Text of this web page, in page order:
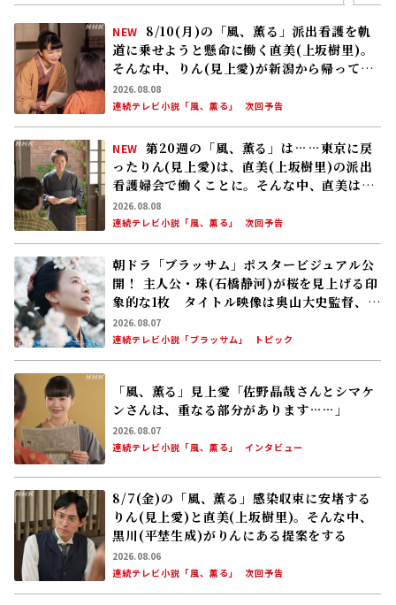
NEW
8/10(月)の「風、薫る」派出看護を軌
道に乗せようと懸命に働く直美(上坂樹里)。
そんな中、りん(見上愛)が新潟から帰ってく
る
2026.08.08
連続テレビ小説「風、薫る」
次回予告
NEW 第20週の「風、薫る」は……東京に戻
ったりん(見上愛)は、直美(上坂樹里)の派出
看護婦会で働くことに。そんな中、直美は自
分の理想とした無償の看護を始める
2026.08.08
連続テレビ小説「風、薫る」
次回予告
朝ドラ「ブラッサム」ポスタービジュアル公
開！ 主人公・珠(石橋静河)が桜を見上げる印
象的な1枚 タイトル映像は奥山大史監督、語
りは三條雅幸アナ 2026年度後期放送
2026.08.07
連続テレビ小説「ブラッサム」
トピック
「風、薫る」見上愛「佐野晶哉さんとシマケ
ンさんは、重なる部分があります……」
2026.08.07
連続テレビ小説「風、薫る」
インタビュー
8/7(金)の「風、薫る」感染収束に安堵する
りん(見上愛)と直美(上坂樹里)。そんな中、
黒川(平埜生成)がりんにある提案をする
2026.08.06
連続テレビ小説「風、薫る」
次回予告